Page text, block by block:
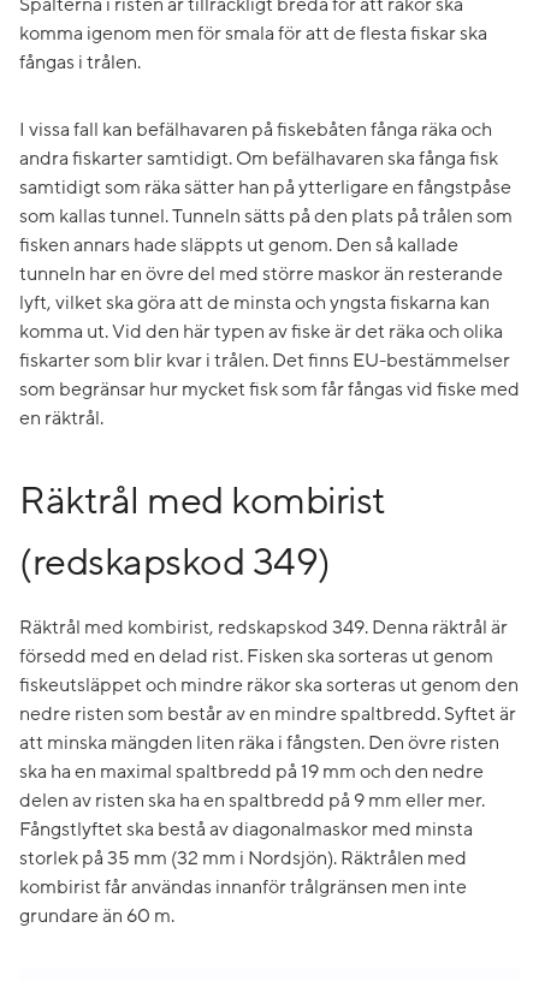
komma igenom men för smala för att de flesta fiskar ska
fångas i trålen.
I vissa fall kan befälhavaren på fiskebåten fånga räka och
andra fiskarter samtidigt. Om befälhavaren ska fånga fisk
samtidigt som räka sätter han på ytterligare en fångstpåse
som kallas tunnel. Tunneln sätts på den plats på trålen som
fisken annars hade släppts ut genom. Den så kallade
tunneln har en övre del med större maskor än resterande
lyft, vilket ska göra att de minsta och yngsta fiskarna kan
komma ut. Vid den här typen av fiske är det räka och olika
fiskarter som blir kvar i trålen. Det finns EU-bestämmelser
som begränsar hur mycket fisk som får fångas vid fiske med
en räktrål.
Räktrål med kombirist
(redskapskod 349)
Räktrål med kombirist, redskapskod 349. Denna räktrål är
försedd med en delad rist. Fisken ska sorteras ut genom
fiskeutsläppet och mindre räkor ska sorteras ut genom den
nedre risten som består av en mindre spaltbredd. Syftet är
att minska mängden liten räka i fångsten. Den övre risten
ska ha en maximal spaltbredd på 19 mm och den nedre
delen av risten ska ha en spaltbredd på 9 mm eller mer.
Fångstlyftet ska bestå av diagonalmaskor med minsta
storlek på 35 mm (32 mm i Nordsjön). Räktrålen med
kombirist får användas innanför trålgränsen men inte
grundare än 60 m.